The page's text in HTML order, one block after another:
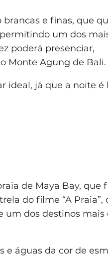
e finas, que
um dos
poderá presenciar,
Monte Agung de Bali.
ideal, já que a noite é
de Maya Bay, que
do filme “A Praia”,
um dos destinos mais
e águas da cor de